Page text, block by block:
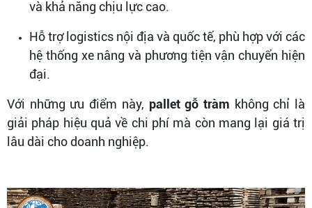
và khả năng chịu lực cao.
Hỗ trợ logistics nội địa và quốc tế, phù hợp với các
hệ thống xe nâng và phương tiện vận chuyển hiện
đại.
Với những ưu điểm này, pallet gỗ tràm không chỉ là
giải pháp hiệu quả về chi phí mà còn mang lại giá trị
lâu dài cho doanh nghiệp.